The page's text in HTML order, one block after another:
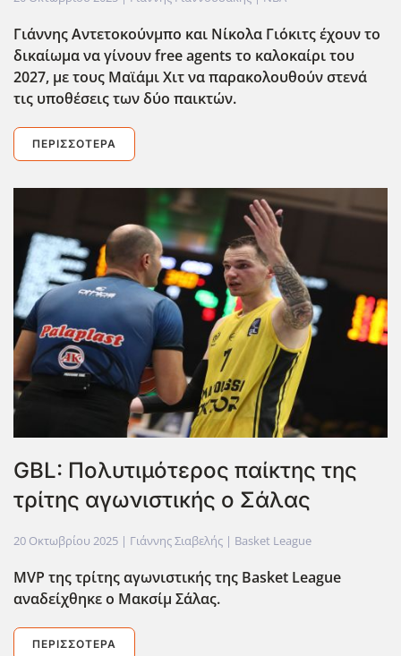
Γιάννης Αντετοκούνμπο και Νίκολα Γιόκιτς έχουν το
δικαίωμα να γίνουν free agents το καλοκαίρι του
2027, με τους Μαϊάμι Χιτ να παρακολουθούν στενά
τις υποθέσεις των δύο παικτών.
ΠΕΡΙΣΣΌΤΕΡΑ
GBL: Πολυτιμότερος παίκτης της
τρίτης αγωνιστικής ο Σάλας
20 Οκτωβρίου 2025 | Γιάννης Σιαβελής | Basket League
MVP της τρίτης αγωνιστικής της Basket League
αναδείχθηκε ο Μακσίμ Σάλας.
ΠΕΡΙΣΣΌΤΕΡΑ